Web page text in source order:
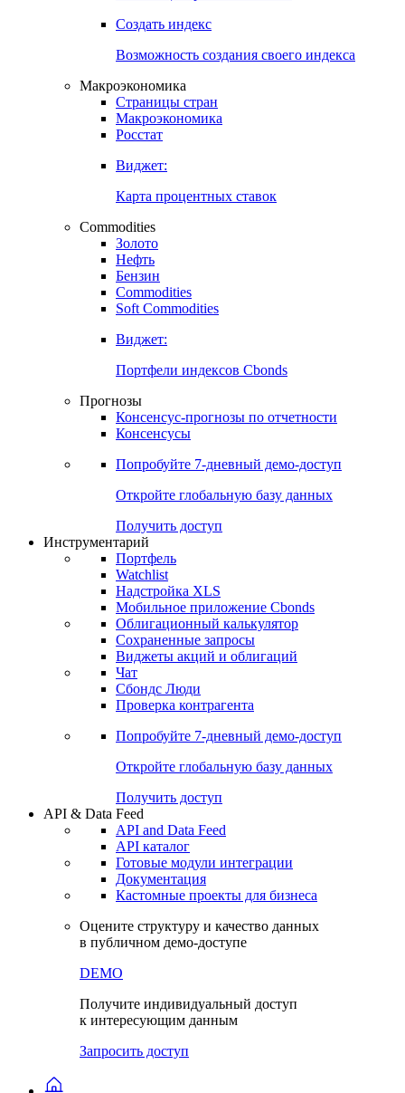
Курсы валют Центральных Банков
Ставки центральных банков
Создать индекс
Возможность создания своего индекса
Страницы стран
Росстат
Виджет:
Карта процентных ставок
Commodities
Золото
Бензин
Soft Commodities
Виджет:
Портфели индексов Cbonds
Прогнозы
Консенсусы
Попробуйте7-дневный
Откройте глобальную базу данных
Получить доступ
Инструментарий
Портфель
Watchlist
Надстройка XLS
Мобильное приложение Cbonds
Облигационный калькулятор
Сохраненные запросы
Чат
Проверка контрагента
Попробуйте7-дневный
Откройте глобальную базу данных
Получить доступ
API & Data Feed
API and Data Feed
Готовые модули интеграции
Документация
в публичном демо-доступе